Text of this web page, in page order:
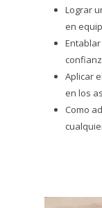
Lograr
en
Aplicar
en los
Como